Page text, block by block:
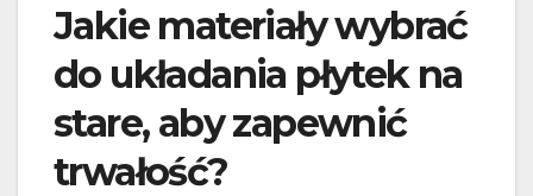
Jakie materiały wybrać
do układania płytek na
stare, aby zapewnić
trwałość?